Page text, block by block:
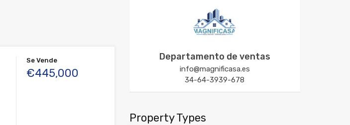
Se Vende
€445,000
Departamento de ventas
info@magnificasa.es
34-64-3939-678
Property Types